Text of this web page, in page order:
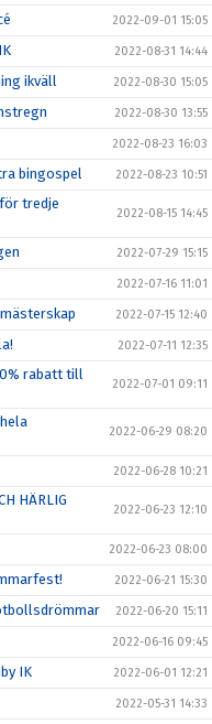
2022-09-01 15:05
2022-08-31 14:44
ikväll 2022-08-30 15:05
2022-08-30 13:55
2022-08-23 16:03
bingospel 2022-08-23 10:51
tredje
2022-08-15 14:45
2022-07-29 15:15
2022-07-16 11:01
2022-07-15 12:40
2022-07-11 12:35
rabatt till
2022-07-01 09:11
2022-06-29 08:20
2022-06-28 10:21
HÄRLIG
2022-06-23 12:10
2022-06-23 08:00
2022-06-21 15:30
2022-06-20 15:11
2022-06-16 09:45
IK 2022-06-01 12:21
2022-05-31 14:33